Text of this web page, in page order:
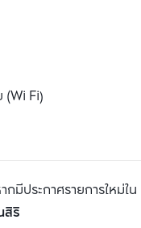
(Wi Fi)
มีประกาศรายการใหม่ใน
สิริ